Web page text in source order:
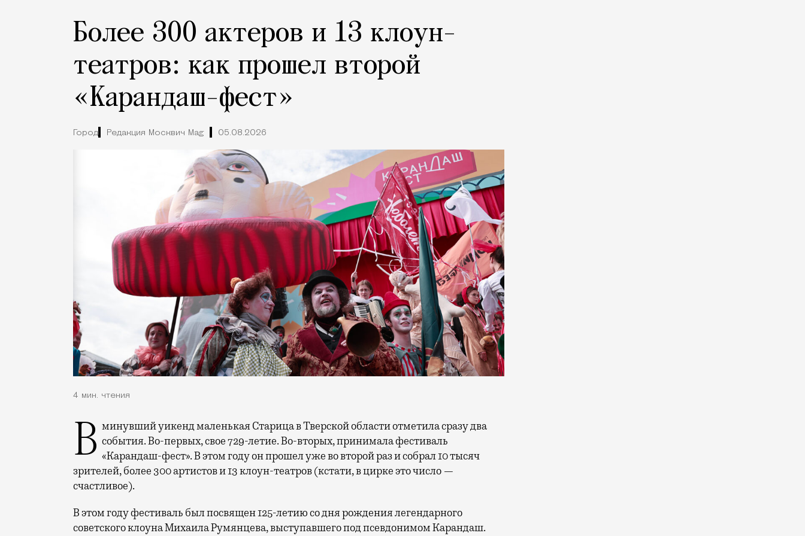
Более 300 актеров и 13 клоун-
театров: как прошел второй
«Карандаш-фест»
Город Редакция Москвич Mag 05.08.2026
4 мин. чтения
В минувший уикенд маленькая Старица в Тверской области отметила сразу два события. Во-первых, свое 729-летие. Во-вторых, принимала фестиваль
«Карандаш-фест». В этом году он прошел уже во второй раз и собрал 10 тысяч
зрителей, более 300 артистов и 13 клоун-театров (кстати, в цирке это число —
счастливое).
В этом году фестиваль был посвящен 125-летию со дня рождения легендарного
советского клоуна Михаила Румянцева, выступавшего под псевдонимом Карандаш.